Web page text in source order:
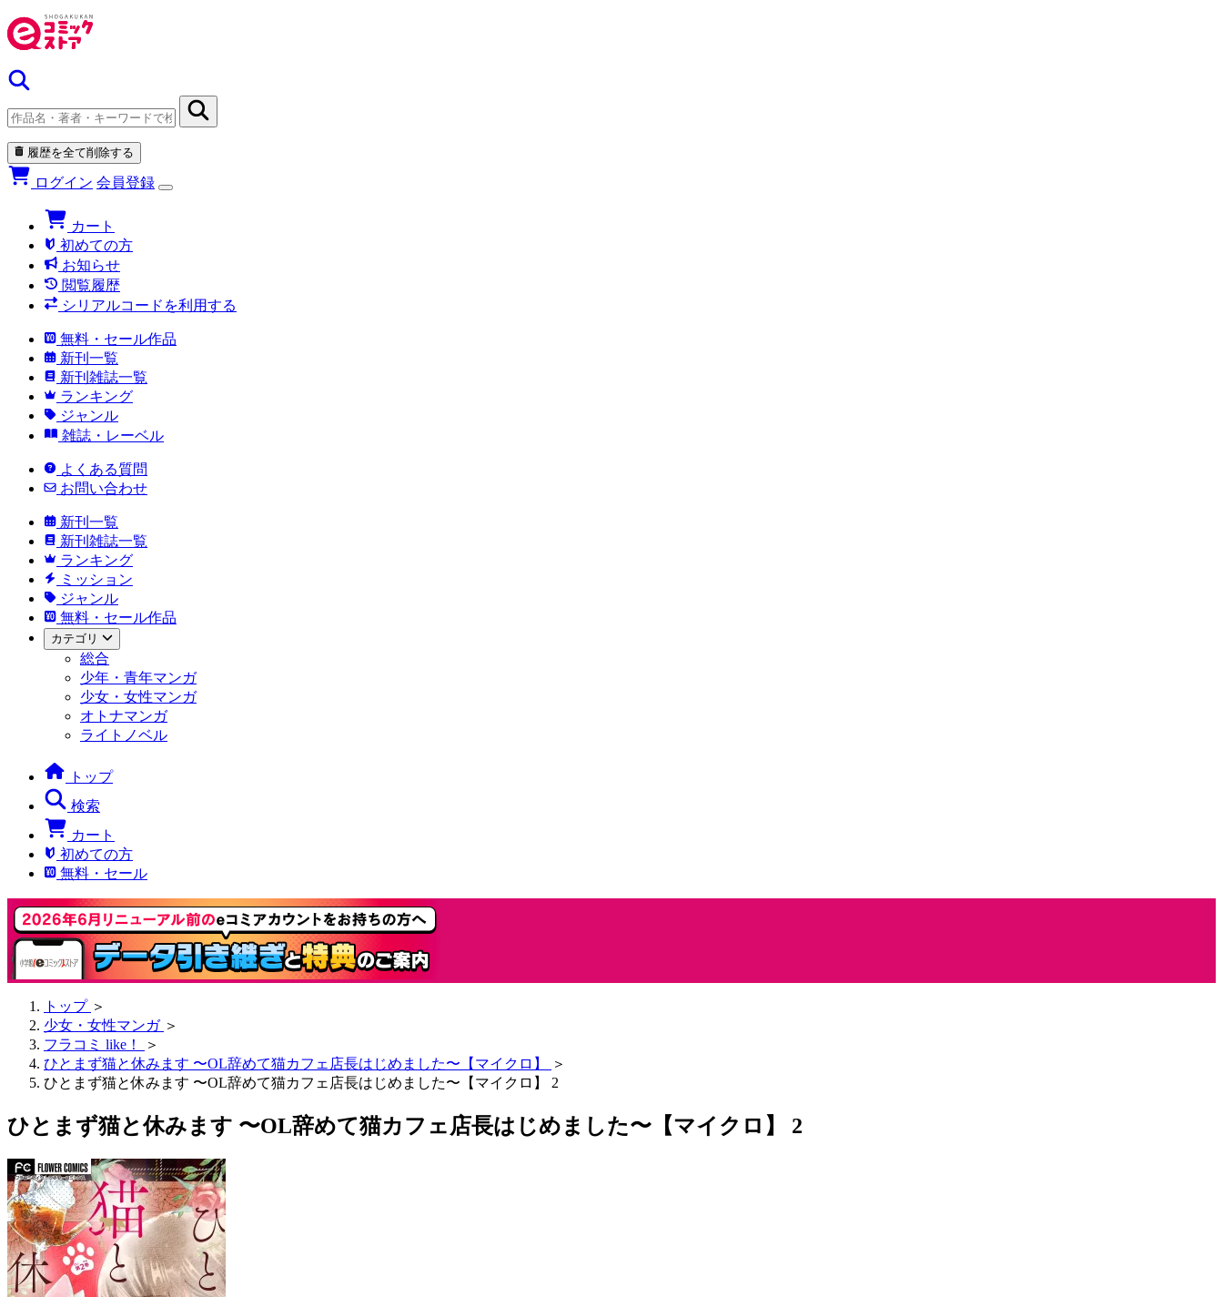
履歴を全て削除する
ログイン 会員登録
カート
初めての方
お知らせ
閲覧履歴
シリアルコードを利用する
無料・セール作品
新刊一覧
新刊雑誌一覧
ランキング
ジャンル
雑誌・レーベル
よくある質問
お問い合わせ
新刊一覧
新刊雑誌一覧
ランキング
ミッション
ジャンル
無料・セール作品
カテゴリ
総合
少年・青年マンガ
少女・女性マンガ
オトナマンガ
ライトノベル
トップ
検索
カート
初めての方
無料・セール
トップ ＞
少女・女性マンガ ＞
フラコミ like！
＞
ひとまず猫と休みます 〜OL辞めて猫カフェ店長はじめました〜【マイクロ】
＞
ひとまず猫と休みます 〜OL辞めて猫カフェ店長はじめました〜【マイクロ】 2
ひとまず猫と休みます 〜OL辞めて猫カフェ店長はじめました〜【マイクロ】 2